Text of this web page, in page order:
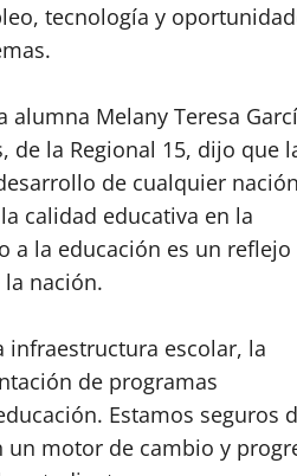
tecnología y
Melany Teresa
de la Regional 15, dijo que
de cualquier
calidad educativa en la
a la educación es un reflejo
nación.
infraestructura escolar, la
de programas
Estamos seguros
motor de cambio y